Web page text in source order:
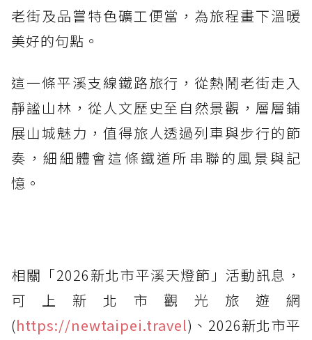
老街及品嘗特色礦工便當，為旅程畫下溫暖
美好的句點。
這一條平溪支線鐵路旅行，從熱鬧老街走入
靜謐山林，從人文歷史至自然景觀，層層鋪
展山城魅力，值得旅人透過列車與步行的節
奏，細細體會這條鐵道所串聯的風景與記
憶。
相關「2026新北市平溪天燈節」活動訊息，
可上新北市觀光旅遊網
(https://newtaipei.travel)、2026新北市平